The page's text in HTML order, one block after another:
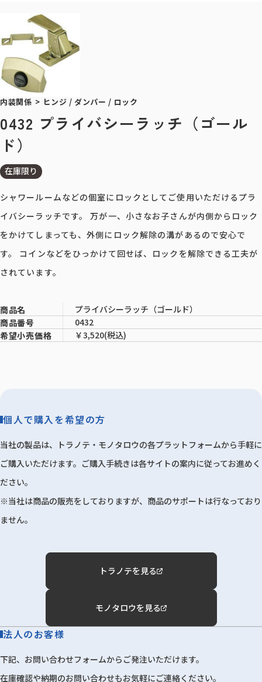
内装関係 > ヒンジ / ダンパー / ロック
0432 プライバシーラッチ（ゴール
ド）
在庫限り
シャワールームなどの個室にロックとしてご使用いただけるプラ
イバシーラッチです。 万が一、小さなお子さんが内側からロック
をかけてしまっても、外側にロック解除の溝があるので安心で
す。 コインなどをひっかけて回せば、ロックを解除できる工夫が
されています。
商品名
プライバシーラッチ（ゴールド）
商品番号
0432
希望小売価格
￥3,520(税込)
個人で購入を希望の方
当社の製品は、トラノテ・モノタロウの各プラットフォームから手軽に
ご購入いただけます。ご購入手続きは各サイトの案内に従ってお進めく
ださい。
※当社は商品の販売をしておりますが、商品のサポートは行なっており
ません。
トラノテを見る
モノタロウを見る
法人のお客様
下記、お問い合わせフォームからご発注いただけます。
在庫確認や納期のお問い合わせもお気軽にご連絡ください。